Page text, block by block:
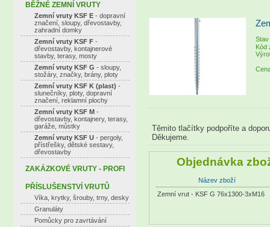
Stav
Kód
Těmito tlačítky podpoříte a
Děkujeme.
Objednávka
Název zboží
Zemní vrut - KSF G 76x1300-3xM16
BĚŽNÉ ZEMNÍ VRUTY
Zemní vruty KSF E - dopravní
značení, sloupy, dřevostavby,
zahradní domky
Zemní vruty KSF F -
dřevostavby, kontajnerové
stavby, terasy, mosty
Zemní vruty KSF G - sloupy,
stožáry, značky, brány, ploty
Zemní vruty KSF K (plast) -
slunečníky, ploty, dopravní
značení, reklamní plochy
Zemní vruty KSF M -
dřevostavby, kontajnery, terasy,
garáže, můstky
Zemní vruty KSF U - pergoly,
přístřešky, dětské sestavy,
dřevostavby
ZAKÁZKOVÉ VRUTY - PROFI
PŘÍSLUŠENSTVÍ VRUTŮ
Víka, krytky, šrouby, trny, desky
Granuláty
Pomůcky pro zavrtávání